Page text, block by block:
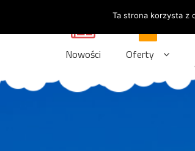
Nowości Oferty
Ta strona korzysta z